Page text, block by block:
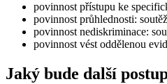
povinnost přístupu ke
povinnost průhlednosti:
povinnost nediskriminace:
povinnost vést oddělenou
Jaký bude další